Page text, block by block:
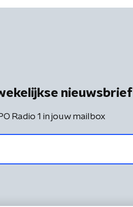
nieuwsbrief
Radio 1 in jouw mailbox